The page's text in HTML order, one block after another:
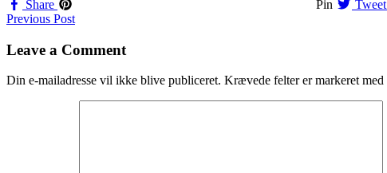
Share Pin Tweet
Navigation
til
Previous Post
Leave a Comment
Din e-mailadresse vil ikke blive publiceret. Krævede felter er markeret med